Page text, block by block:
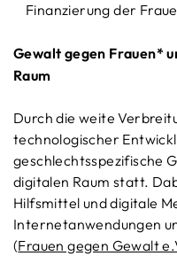
Finanzierung der
Gewalt gegen Frauen*
Raum
Durch die weite
technologischer
geschlechtsspezifische
digitalen Raum statt.
Hilfsmittel und digitale
Internetanwendungen
(Frauen gegen Gewalt